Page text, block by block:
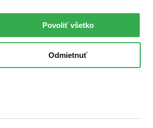
Povoliť všetko
Odmietnuť